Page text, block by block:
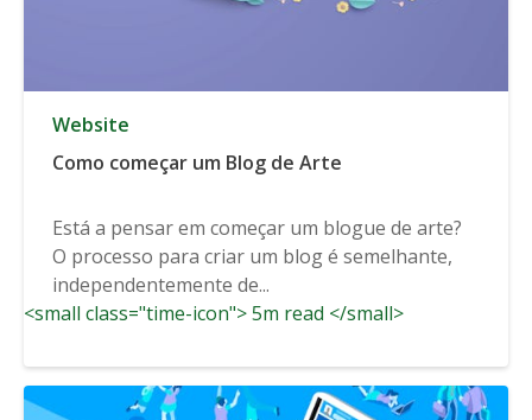
Website
Como começar um Blog de Arte
Está a pensar em começar um blogue de arte?
O processo para criar um blog é semelhante,
independentemente de...
<small class="time-icon"> 5m read </small>